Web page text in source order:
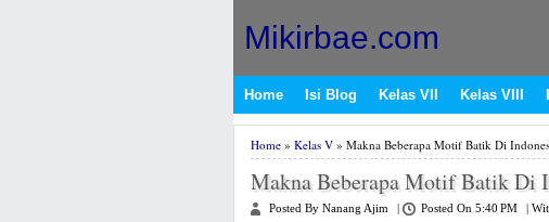
Mikirbae.com
Home Isi Blog Kelas VII Kelas VIII
Home» Kelas V» Makna Beberapa Motif Batik Di
Makna Beberapa Motif Batik Di
Posted By Nanang Ajim Posted On 5:40 PM